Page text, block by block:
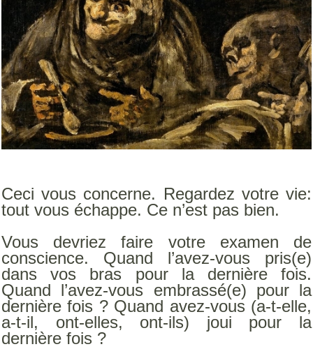
Ceci vous concerne. Regardez votre vie:
tout vous échappe. Ce n’est pas bien.
Vous devriez faire votre examen de
conscience. Quand l’avez-vous pris(e)
dans vos bras pour la dernière fois.
Quand l’avez-vous embrassé(e) pour la
dernière fois ? Quand avez-vous (a-t-elle,
a-t-il, ont-elles, ont-ils) joui pour la
dernière fois ?